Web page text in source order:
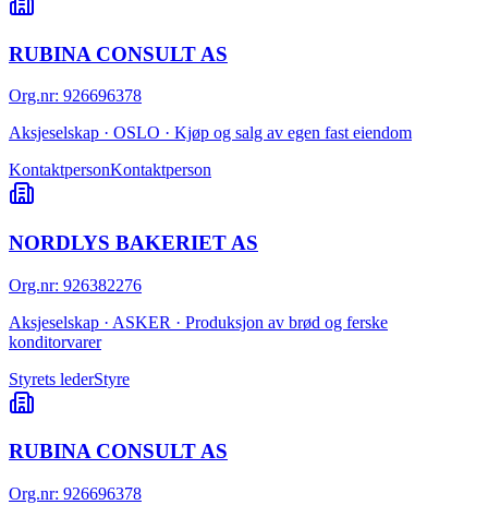
RUBINA CONSULT AS
Org.nr: 926696378
Aksjeselskap · OSLO · Kjøp og salg av egen fast eiendom
KontaktpersonKontaktperson
NORDLYS BAKERIET AS
Org.nr: 926382276
Aksjeselskap · ASKER · Produksjon av brød og ferske
konditorvarer
Styrets lederStyre
RUBINA CONSULT AS
Org.nr: 926696378